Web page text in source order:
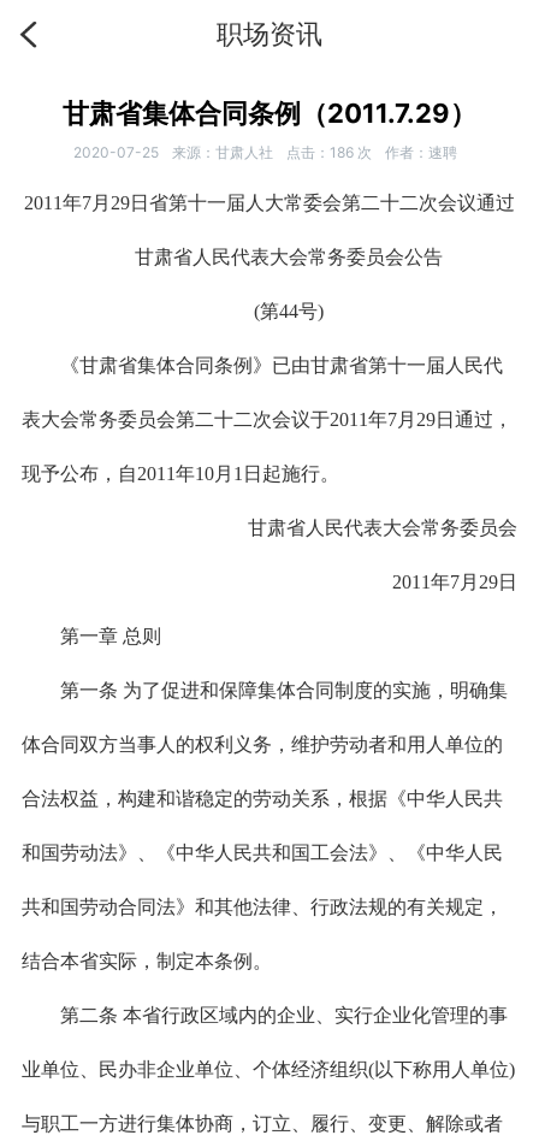
职场资讯
甘肃省集体合同条例（2011.7.29）
2020-07-25 来源：甘肃人社 点击： 186次 作者：速聘
2011年7月29日省第十一届人大常委会第二十二次会议通过
甘肃省人民代表大会常务委员会公告
(第44号)
《甘肃省集体合同条例》已由甘肃省第十一届人民代
表大会常务委员会第二十二次会议于2011年7月29日通过，
现予公布，自2011年10月1日起施行。
甘肃省人民代表大会常务委员会
2011年7月29日
第一章 总则
第一条 为了促进和保障集体合同制度的实施，明确集
体合同双方当事人的权利义务，维护劳动者和用人单位的
合法权益，构建和谐稳定的劳动关系，根据《中华人民共
和国劳动法》、《中华人民共和国工会法》、《中华人民
共和国劳动合同法》和其他法律、行政法规的有关规定，
结合本省实际，制定本条例。
第二条 本省行政区域内的企业、实行企业化管理的事
业单位、民办非企业单位、个体经济组织(以下称用人单位)
与职工一方进行集体协商，订立、履行、变更、解除或者